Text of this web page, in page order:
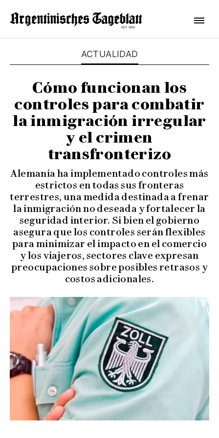
ACTUALIDAD
Cómo funcionan los
controles para combatir
la inmigración irregular
y el crimen
transfronterizo
Alemania ha implementado controles más
estrictos en todas sus fronteras
terrestres, una medida destinada a frenar
la inmigración no deseada y fortalecer la
seguridad interior. Si bien el gobierno
asegura que los controles serán flexibles
para minimizar el impacto en el comercio
y los viajeros, sectores clave expresan
preocupaciones sobre posibles retrasos y
costos adicionales.